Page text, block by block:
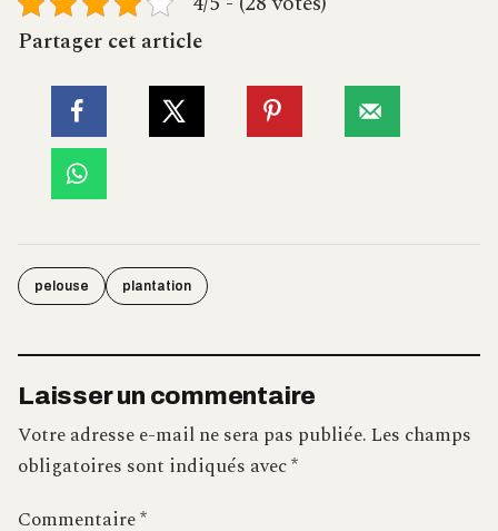
Partager cet article
pelouse plantation
Laisser un commentaire
Votre adresse e-mail ne sera pas publiée.Les champs
obligatoires sont indiqués avec*
Commentaire*